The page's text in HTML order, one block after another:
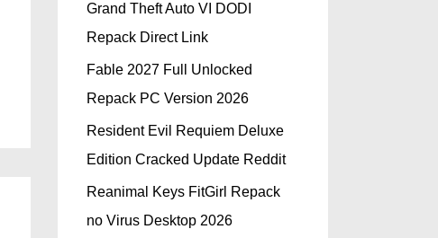
Grand Theft Auto VI DODI
Repack Direct Link
Fable 2027 Full Unlocked
Repack PC Version 2026
Resident Evil Requiem Deluxe
Edition Cracked Update Reddit
Reanimal Keys FitGirl Repack
no Virus Desktop 2026